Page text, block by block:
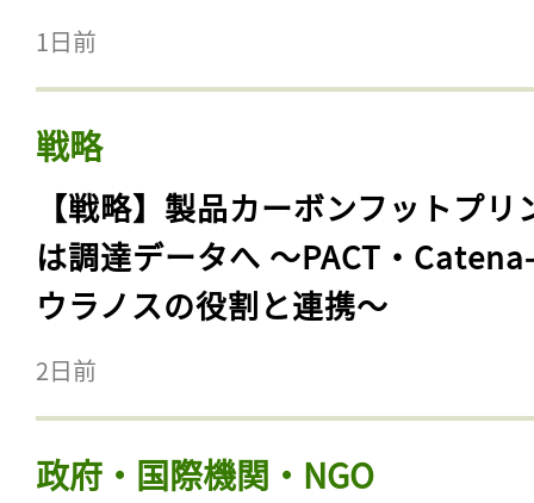
1日前
戦略
【戦略】製品カーボンフットプリ
は調達データへ 〜PACT・
ウラノスの役割と連携〜
2日前
政府・国際機関・NGO